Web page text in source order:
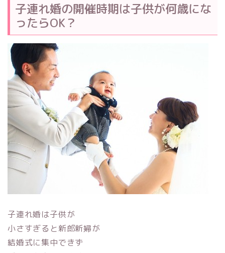
子連れ婚の開催時期は子供が何歳にな
ったらOK？
子連れ婚は子供が
小さすぎると新郎新婦が
結婚式に集中できず